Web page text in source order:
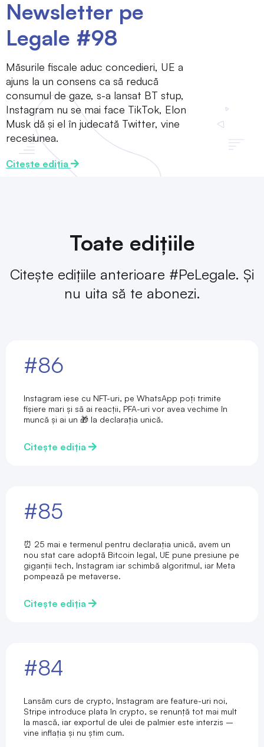
Newsletter pe
Legale #98
Măsurile fiscale aduc concedieri, UE a
ajuns la un consens ca să reducă
consumul de gaze, s-a lansat BT stup,
Instagram nu se mai face TikTok, Elon
Musk dă și el în judecată Twitter, vine
recesiunea.
Citește ediția
Toate edițiile
Citește edițiile anterioare #PeLegale. Și
nu uita să te abonezi.
#86
Instagram iese cu NFT-uri, pe WhatsApp poți trimite
fișiere mari și să ai reacții, PFA-uri vor avea vechime în
muncă și ai un 🎁 la declarația unică.
Citește ediția
#85
⏰ 25 mai e termenul pentru declarația unică, avem un
nou stat care adoptă Bitcoin legal, UE pune presiune pe
giganții tech, Instagram iar schimbă algoritmul, iar Meta
pompează pe metaverse.
Citește ediția
#84
Lansăm curs de crypto, Instagram are feature-uri noi,
Stripe introduce plata în crypto, se renunță tot mai mult
la mască, iar exportul de ulei de palmier este interzis –
vine inflația și nu știm cum.